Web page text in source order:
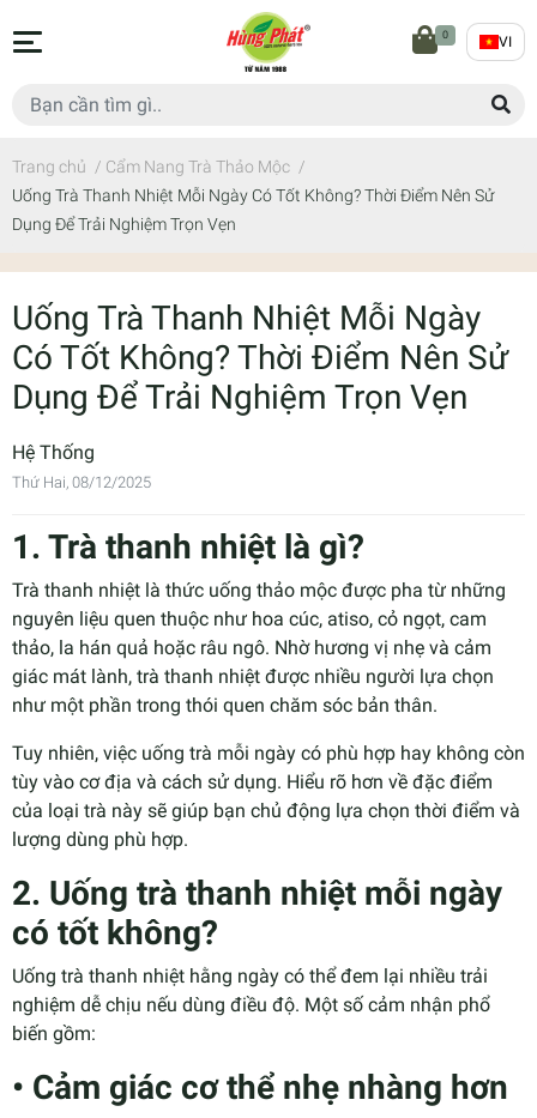
0 VI
Trang chủ / Cẩm Nang Trà Thảo Mộc /
Uống Trà Thanh Nhiệt Mỗi Ngày Có Tốt Không? Thời Điểm Nên Sử
Dụng Để Trải Nghiệm Trọn Vẹn
Uống Trà Thanh Nhiệt Mỗi Ngày
Có Tốt Không? Thời Điểm Nên Sử
Dụng Để Trải Nghiệm Trọn Vẹn
Hệ Thống
Thứ Hai, 08/12/2025
1. Trà thanh nhiệt là gì?
Trà thanh nhiệt là thức uống thảo mộc được pha từ những
nguyên liệu quen thuộc như hoa cúc, atiso, cỏ ngọt, cam
thảo, la hán quả hoặc râu ngô. Nhờ hương vị nhẹ và cảm
giác mát lành, trà thanh nhiệt được nhiều người lựa chọn
như một phần trong thói quen chăm sóc bản thân.
Tuy nhiên, việc uống trà mỗi ngày có phù hợp hay không còn
tùy vào cơ địa và cách sử dụng. Hiểu rõ hơn về đặc điểm
của loại trà này sẽ giúp bạn chủ động lựa chọn thời điểm và
lượng dùng phù hợp.
2. Uống trà thanh nhiệt mỗi ngày
có tốt không?
Uống trà thanh nhiệt hằng ngày có thể đem lại nhiều trải
nghiệm dễ chịu nếu dùng điều độ. Một số cảm nhận phổ
biến gồm:
• Cảm giác cơ thể nhẹ nhàng hơn